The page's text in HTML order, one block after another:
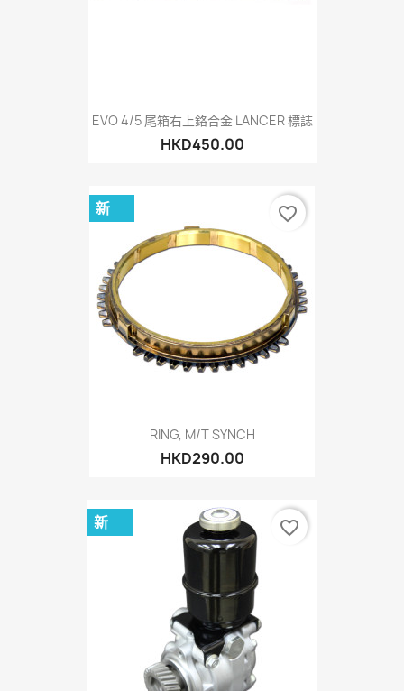
EVO 4/5 尾箱右上鉻合金 LANCER 標誌
HKD450.00
RING, M/T SYNCH
HKD290.00
新 favorite_border
新 favorite_border